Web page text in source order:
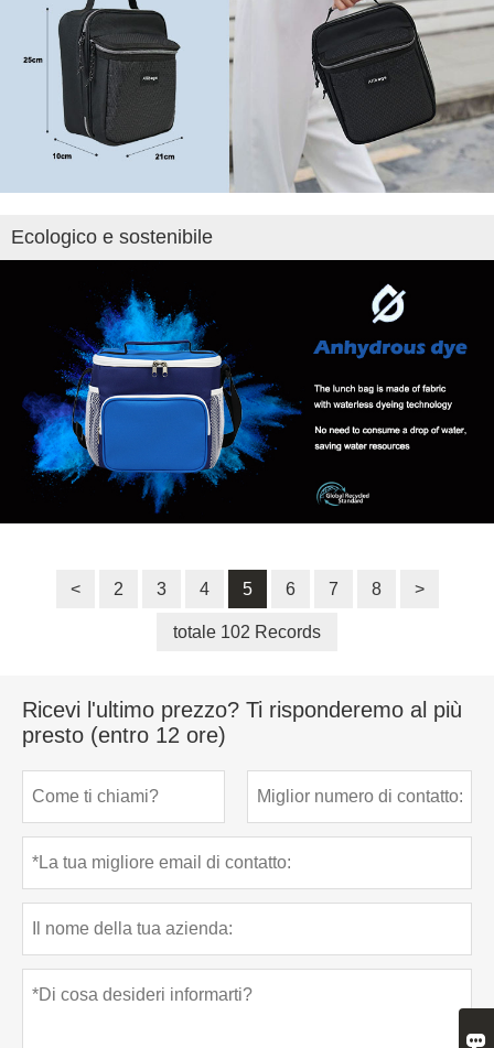
Ecologico e sostenibile
< 2 3 4 5 6 7 8 >
totale 102 Records
Ricevi l'ultimo prezzo? Ti risponderemo al più
presto (entro 12 ore)
